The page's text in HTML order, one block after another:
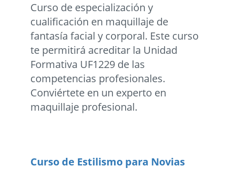
Curso de especialización y
cualificación en maquillaje de
fantasía facial y corporal. Este curso
te permitirá acreditar la Unidad
Formativa UF1229 de las
competencias profesionales.
Conviértete en un experto en
maquillaje profesional.
Curso de Estilismo para Novias